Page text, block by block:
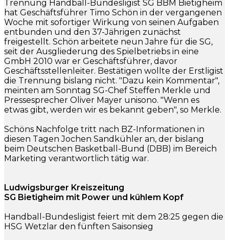
Trennung Handball-Bundesligist SG BBM Bietigheim
hat Geschäftsführer Timo Schön in der vergangenen
Woche mit sofortiger Wirkung von seinen Aufgaben
entbunden und den 37-Jährigen zunächst
freigestellt. Schön arbeitete neun Jahre für die SG,
seit der Ausgliederung des Spielbetriebs in eine
GmbH 2010 war er Geschäftsführer, davor
Geschäftsstellenleiter. Bestätigen wollte der Erstligist
die Trennung bislang nicht. "Dazu kein Kommentar",
meinten am Sonntag SG-Chef Steffen Merkle und
Pressesprecher Oliver Mayer unisono. "Wenn es
etwas gibt, werden wir es bekannt geben", so Merkle.
Schöns Nachfolge tritt nach BZ-Informationen in
diesen Tagen Jochen Sandkühler an, der bislang
beim Deutschen Basketball-Bund (DBB) im Bereich
Marketing verantwortlich tätig war.
Ludwigsburger Kreiszeitung
SG Bietigheim mit Power und kühlem Kopf
Handball-Bundesligist feiert mit dem 28:25 gegen die
HSG Wetzlar den fünften Saisonsieg